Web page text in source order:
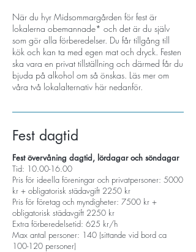
När du hyr Midsommargården för fest är
lokalerna obemannade* och det är du själv
som gör alla förberedelser. Du får tillgång till
kök och kan ta med egen mat och dryck. Festen
ska vara en privat tillställning och därmed får du
bjuda på alkohol om så önskas. Läs mer om
våra två lokalalternativ här nedanför.
Fest dagtid
Fest övervåning dagtid, lördagar och söndagar
Tid: 10.00-16.00
Pris för ideella föreningar och privatpersoner: 5000
kr + obligatorisk städavgift 2250 kr
Pris för företag och myndigheter: 7500 kr +
obligatorisk städavgift 2250 kr
Extra förberedelsetid: 625 kr/h
Max antal personer: 140 (sittande vid bord ca
100-120 personer)